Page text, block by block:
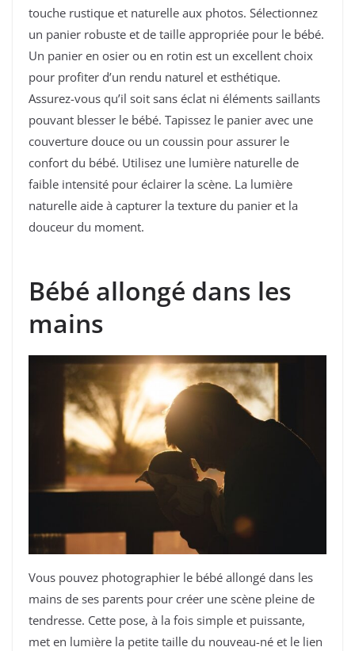
touche rustique et naturelle aux photos. Sélectionnez
un panier robuste et de taille appropriée pour le bébé.
Un panier en osier ou en rotin est un excellent choix
pour profiter d’un rendu naturel et esthétique.
Assurez-vous qu’il soit sans éclat ni éléments saillants
pouvant blesser le bébé. Tapissez le panier avec une
couverture douce ou un coussin pour assurer le
confort du bébé. Utilisez une lumière naturelle de
faible intensité pour éclairer la scène. La lumière
naturelle aide à capturer la texture du panier et la
douceur du moment.
Bébé allongé dans les
mains
Vous pouvez photographier le bébé allongé dans les
mains de ses parents pour créer une scène pleine de
tendresse. Cette pose, à la fois simple et puissante,
met en lumière la petite taille du nouveau-né et le lien